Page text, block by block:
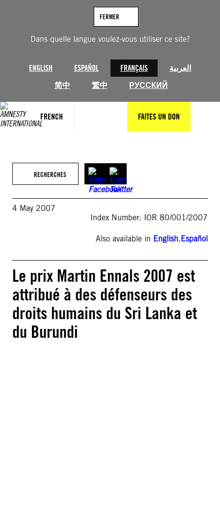
Dans quelle langue voulez-vous utiliser ce site?
ENGLISH ESPAÑOL FRANÇAIS
العربية
简中
繁中 РУССКИЙ
FERMER
FRENCH FAITES UN DON
RECHERCHES
4 May 2007
Index Number: IOR 80/001/2007
Also available in English,Español
Le prix Martin Ennals 2007 est
attribué à des défenseurs des
droits humains du Sri Lanka et
du Burundi